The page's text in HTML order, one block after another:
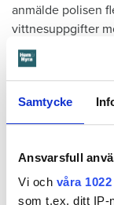
Samtycke
Ansvarsfull
Vi och våra
som t.ex. ditt IP-
anmälde polisen
vittnesuppgifter
styrde
anonym
– De hyr